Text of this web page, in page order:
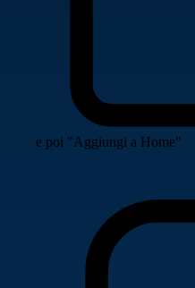
e poi "Aggiungi a Home"